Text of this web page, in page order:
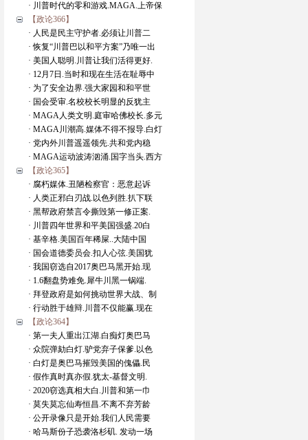
· 川普时代的零和游戏.MAGA.上帝保
【政论366】
· 人民是民主守护者.必须让川普二
· 恢复“川普巴以和平方案”乃唯一出
· 美国人聪明.川普让我们活得更好.
· 12月7日.当时和现在生活在耻辱中
· 为了安全边界.强大家园和和平世
· 国会受审.名校校长明显的反犹主
· MAGA人类文明.庭审哈佛校长.多元
· MAGA川潮高.媒体不得不报导.白灯
· 党内外川普遥遥领先.共和党内稳
· MAGA运动波涛汹涌.国字当头.西方
【政论365】
· 腐朽媒体.丑陋检察官：恶意起诉
· 人类正邪白刃战.以色列胜.扒下联
· 黑帮政府禁言令撕毁第一修正案.
· 川普四年世界和平美国强盛.20白
· 基辛格.美国百年稀屎..大陆中国
· 国会道德委员会.扣人心弦.美国犹
· 我国窃选自2017奥巴马黑开始.现
· 1.6翻盘势难免.犀牛川黑一锅端.
· 拜登政府是如何挑动世界大战、制
· 行动胜于雄辩.川普不仅能赢.现在
【政论364】
· 第一夫人重出江湖.白痴灯奥巴马
· 众院弹劾白灯.驴党弃子保爹.以色
· 白灯是奥巴马摧毁美国的傀儡.民
· 假作真时真亦假.犹太-基督文明.
· 2020窃选真相大白.川普和第一巾
· 莫失莫忘仙寿恒昌.不离不弃芳龄
· 公开录像只是开始.我们人民需要
· 哈马斯份子恐袭洛杉矶. 发动一场